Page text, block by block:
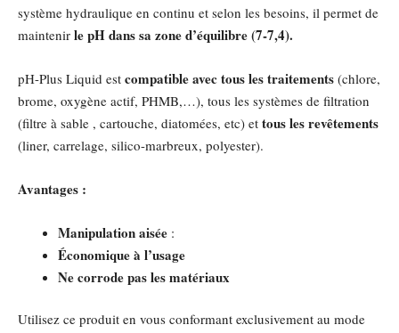
système hydraulique en continu et selon les besoins, il permet de
maintenir le pHdans sa zone d’équilibre (7-7,4).
pH-Plus Liquid est compatible avec tous les traitements (chlore,
brome, oxygène actif, PHMB,…), tous les systèmes de filtration
(filtre à sable , cartouche, diatomées, etc) et tous les revêtements
(liner, carrelage, silico-marbreux, polyester).
Avantages :
Manipulation aisée :
Économique à l’usage
Ne corrode pas les matériaux
Utilisez ce produit en vous conformant exclusivement au mode